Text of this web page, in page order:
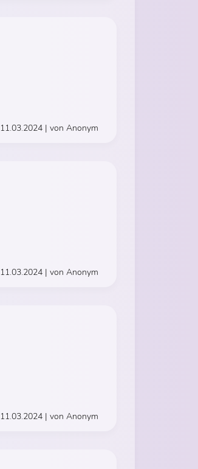
11.03.2024 | von Anonym
11.03.2024 | von Anonym
11.03.2024 | von Anonym